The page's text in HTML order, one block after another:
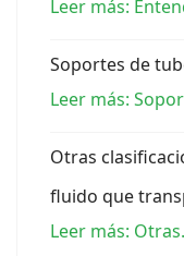
Leer más:
Soportes de
Leer más:
Otras
fluido que
Leer más: